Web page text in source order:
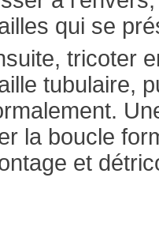
qui se
tricoter
tubulaire,
la boucle
et